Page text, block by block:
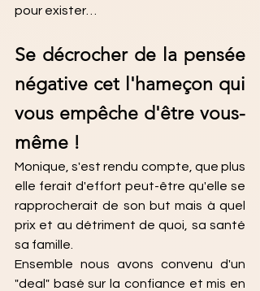
pour exister…
Se décrocher de la pensée
négative cet l'hameçon qui
vous empêche d'être vous-
même !
Monique, s'est rendu compte, que plus
elle ferait d'effort peut-être qu'elle se
rapprocherait de son but mais à quel
prix et au détriment de quoi, sa santé
sa famille.
Ensemble nous avons convenu d'un
"deal" basé sur la confiance et mis en